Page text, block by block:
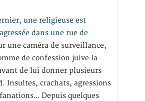
une religieuse est
dans une rue de
une caméra de surveillance,
de confession juive la
de lui donner plusieurs
Insultes, crachats, agressions
Depuis quelques